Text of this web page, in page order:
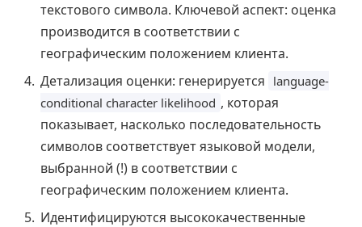
текстового символа. Ключевой аспект: оценка
производится в соответствии с
географическим положением клиента.
Детализация оценки: генерируется language-
conditional character likelihood , которая
показывает, насколько последовательность
символов соответствует языковой модели,
выбранной (!) в соответствии с
географическим положением клиента.
Идентифицируются высококачественные